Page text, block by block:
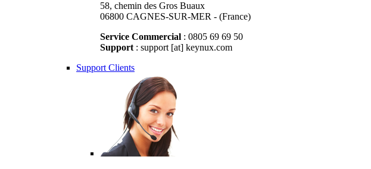
58, chemin des Gros Buaux
06800 CAGNES-SUR-MER - (France)
Service Commercial : 0805 69 69 50
Support : support [at] keynux.com
Support Clients